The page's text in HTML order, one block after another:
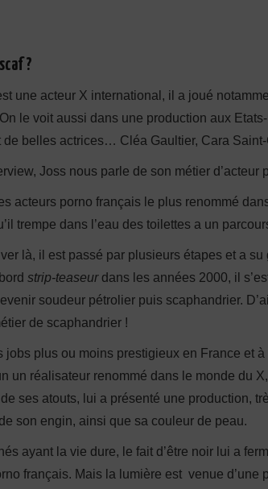
?
une acteur X international, il a joué
le voit aussi dans une production aux
de belles actrices… Cléa Gaultier, Cara
Joss nous parle de son métier d’acteur
acteurs porno français le plus renommé
trempe dans l’eau des toilettes a un
là, il est passé par plusieurs étapes et a
strip-teaseurdans les années 2000, il
soudeur pétrolier puis scaphandrier.
de scaphandrier !
jobs plus ou moins prestigieux en France et à
un réalisateur renommé dans le monde du
ses atouts, lui a présenté une production,
son engin, ainsi que sa couleur de peau.
ayant la vie dure, le fait d’être noir lui a
français. Mais la lumière est venue d’une